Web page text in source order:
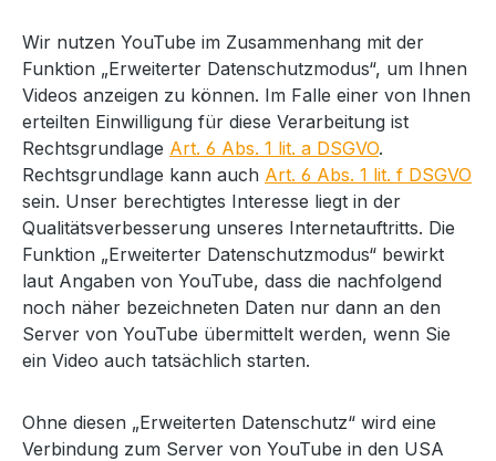
Wir nutzen YouTube im Zusammenhang mit der
Funktion „Erweiterter Datenschutzmodus“, um Ihnen
Videos anzeigen zu können. Im Falle einer von Ihnen
erteilten Einwilligung für diese Verarbeitung ist
Rechtsgrundlage Art. 6 Abs. 1 lit. a DSGVO.
Rechtsgrundlage kann auch Art. 6 Abs. 1 lit. f DSGVO
sein. Unser berechtigtes Interesse liegt in der
Qualitätsverbesserung unseres Internetauftritts. Die
Funktion „Erweiterter Datenschutzmodus“ bewirkt
laut Angaben von YouTube, dass die nachfolgend
noch näher bezeichneten Daten nur dann an den
Server von YouTube übermittelt werden, wenn Sie
ein Video auch tatsächlich starten.
Ohne diesen „Erweiterten Datenschutz“ wird eine
Verbindung zum Server von YouTube in den USA